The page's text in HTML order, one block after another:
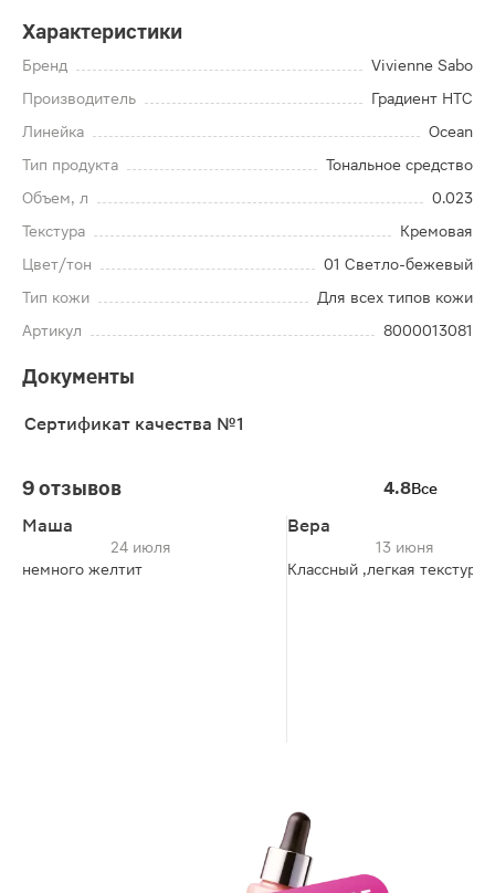
Характеристики
Бренд
Vivienne Sabo
Производитель
Градиент НТС
Линейка
Ocean
Тип продукта
Тональное средство
Объем, л
0.023
Текстура
Кремовая
Цвет/тон
01 Светло-бежевый
Тип кожи
Для всех типов кожи
Артикул
8000013081
Документы
Сертификат качества №1
9 отзывов 4.8Все
Маша
24 июля
немного желтит
Вера
13 июня
Классный ,легкая текстура